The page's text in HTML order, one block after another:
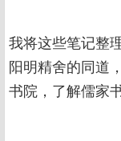
我将这些笔记整
阳明精舍的同道
书院，了解儒家